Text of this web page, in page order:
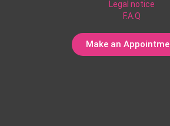
Legal notice
F.A.Q
Make an